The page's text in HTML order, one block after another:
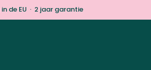
in de EU · 2 jaar garantie